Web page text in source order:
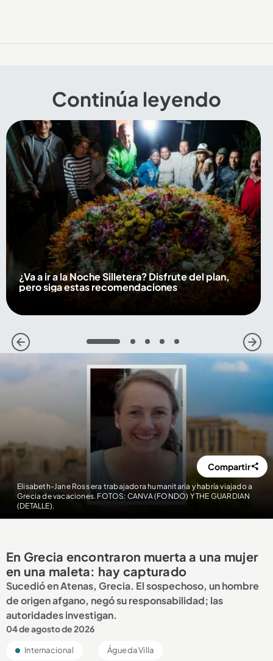
Continúa leyendo
¿Va a ir a la Noche Silletera? Disfrute del plan,
pero siga estas recomendaciones
1 2 3 4 5
Elisabeth-Jane Ross era trabajadora humanitaria y habría viajado a
Grecia de vacaciones. FOTOS: CANVA (FONDO) Y THE GUARDIAN
(DETALLE).
Compartir
En Grecia encontraron muerta a una mujer
en una maleta: hay capturado
Sucedió en Atenas, Grecia. El sospechoso, un hombre
de origen afgano, negó su responsabilidad; las
autoridades investigan.
04 de agosto de 2026
Internacional Águeda Villa